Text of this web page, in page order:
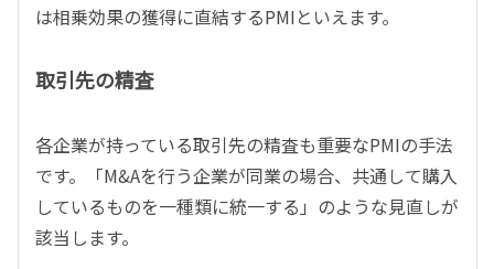
は相乗効果の獲得に直結するPMIといえます。
取引先の精査
各企業が持っている取引先の精査も重要なPMIの手法
です。「M&Aを行う企業が同業の場合、共通して購入
しているものを一種類に統一する」のような見直しが
該当します。